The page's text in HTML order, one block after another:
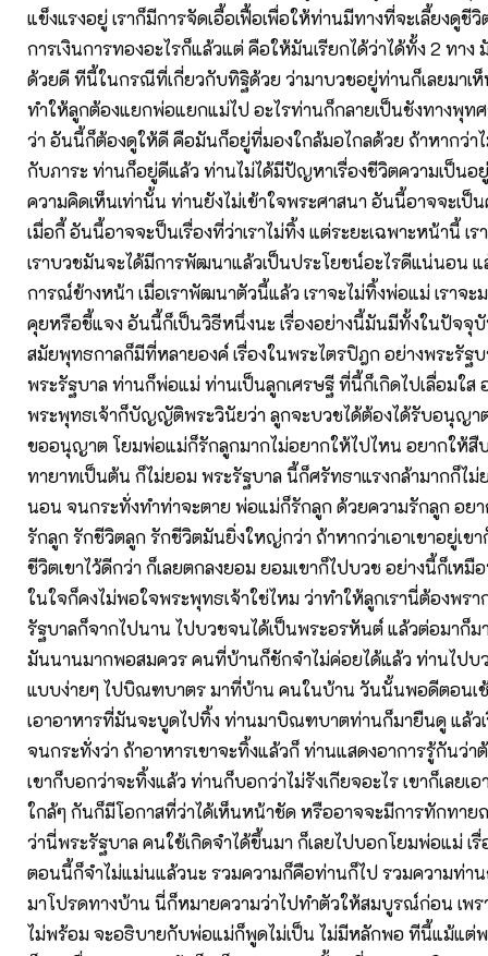
แข็งแรงอยู่ เราก็มีการจัดเอื้อเฟื้อเพื่อให้ท่านมีทางที่จะเลี้ยงดูชีวิ
การเงินการทองอะไรก็แล้วแต่ คือให้มันเรียกได้ว่าได้ทั้ง 2 ทาง
ด้วยดี ทีนี้ในกรณีที่เกี่ยวกับทิฐิด้วย ว่ามาบวชอยู่ท่านก็เลยมาเ
ทำให้ลูกต้องแยกพ่อแยกแม่ไป อะไรท่านก็กลายเป็นชังทางพุท
ว่า อันนี้ก็ต้องดูให้ดี คือมันก็อยู่ที่มองใกล้มอไกลด้วย ถ้าหากว่าไ
กับภาระ ท่านก็อยู่ดีแล้ว ท่านไม่ได้มีปัญหาเรื่องชีวิตความเป็นอยู่
ความคิดเห็นเท่านั้น ท่านยังไม่เข้าใจพระศาสนา อันนี้อาจจะเ
เมื่อกี้ อันนี้อาจจะป็นเรื่องที่ว่าเราไม่ทิ้ง แต่ระยะเฉพาะหน้านี้ เร
เราบวชมันจะได้มีการพัฒนาแล้วเป็นประโยชน์อะไรดีแน่นอน แ
การณ์ข้างหน้า เมื่อเราพัฒนาตัวนี้แล้ว เราจะไม่ทิ้งพ่อแม่ เราจะ
คุยหรือชี้แจง อันนี้ก็เป็นวิธีหนึ่งนะ เรื่องอย่างนี้มันมีทั้งในปัจจุ
สมัยพุทธกาลก็มีที่หลายองค์ เรื่องในพระไตรปิฎก อย่างพระรัฐ
พระรัฐบาล ท่านก็พ่อแม่ ท่านเป็นลูกเศรษฐี ที่นี้ก็เกิดไปเลื่อมใส
พระพุทธเจ้าก็บัญญัติพระวินัยว่า ลูกจะบวชได้ต้องได้รับอนุญา
ขออนุญาต โยมพ่อแม่ก็รักลูกมากไม่อยากให้ไปไหน อยากให้สื
ทายาทเป็นต้น ก็ไม่ยอม พระรัฐบาล นี้ก็ศรัทธาแรงกล้ามากก็ไ
นอน จนกระทั่งทำท่าจะตาย พ่อแม่ก็รักลูก ด้วยความรักลูก อย
รักลูก รักชีวิตลูก รักชีวิตมันยิ่งใหญ่กว่า ถ้าหากว่าเอาเขาอยู่เข
ชีวิตเขาไว้ดีกว่า ก็เลยตกลงยอม ยอมเขาก็ไปบวช อย่างนี้ก็เหมื
ในใจก็คงไม่พอใจพระพุทธเจ้าใช่ไหม ว่าทำให้ลูกเรานี่ต้องพร
รัฐบาลก็จากไปนาน ไปบวชจนได้เป็นพระอรหันต์ แล้วต่อมาก็
มันนานมากพอสมควร คนที่บ้านก็ชักจำไม่ค่อยได้แล้ว ท่านไปบ
แบบง่ายๆ ไปบิณฑบาตร มาที่บ้าน คนในบ้าน วันนั้นพอดีตอนเช้
เอาอาหารที่มันจะบูดไปทิ้ง ท่านมาบิณฑบาตท่านก็มายืนดู แล้วเ
จนกระทั่งว่า ถ้าอาหารเขาจะทิ้งแล้วก็ ท่านแสดงอาการรู้กันว่า
เขาก็บอกว่าจะทิ้งแล้ว ท่านก็บอกว่าไม่รังเกียจอะไร เขาก็เลยเ
ใกล้ๆ กันก็มีโอกาสที่ว่าได้เห็นหน้าชัด หรืออาจจะมีการทักทาย
ว่านี่พระรัฐบาล คนใช้เกิดจำได้ขึ้นมา ก็เลยไปบอกโยมพ่อแม่ เรื่
ตอนนี้ก็จำไม่แม่นแล้วนะ รวมความก็คือท่านก็ไป รวมความท่า
มาโปรดทางบ้าน นี่ก็หมายความว่าไปทำตัวให้สมบูรณ์ก่อน เพ
ไม่พร้อม จะอธิบายกับพ่อแม่ก็พูดไม่เป็น ไม่มีหลักพอ ทีนี้แม้แต่พ